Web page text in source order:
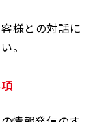
様との対話に
。